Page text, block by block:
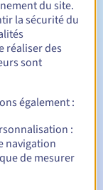
30 jours
avant la
de la
du site.
la sécurité du
réaliser des
sont
également :
:
navigation
de mesurer